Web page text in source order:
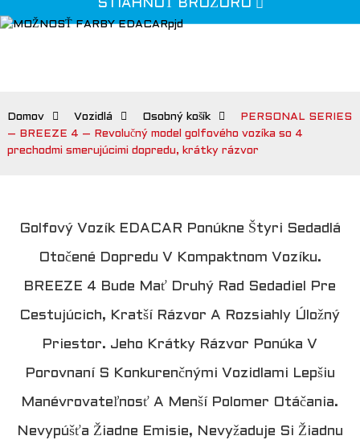
STIAHNUŤ BROŽÚRU
Domov Vozidlá Osobný košík
PERSONAL SERIES
– BREEZE 4 – Revolučný model golfového vozíka so 4
prechodmi smerujúcimi dopredu, krátky rázvor
Golfový Vozík EDACAR Ponúkne Štyri Sedadlá
Otočené Dopredu V Kompaktnom Vozíku.
BREEZE 4 Bude Mať Druhý Rad Sedadiel Pre
Cestujúcich, Kratší Rázvor A Rozsiahly Úložný
Priestor. Jeho Krátky Rázvor Ponúka V
Porovnaní S Konkurenčnými Vozidlami Lepšiu
Manévrovateľnosť A Menší Polomer Otáčania.
Nevypúšťa Žiadne Emisie, Nevyžaduje Si Žiadnu